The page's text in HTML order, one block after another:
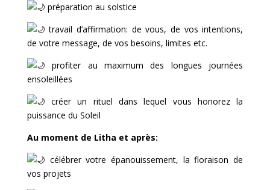
préparation au solstice
travail d’affirmation: de vous, de vos intentions,
de votre message, de vos besoins, limites etc.
profiter au maximum des longues journées
ensoleillées
créer un rituel dans lequel vous honorez la
puissance du Soleil
Au moment de Litha et après:
célébrer votre épanouissement, la floraison de
vos projets